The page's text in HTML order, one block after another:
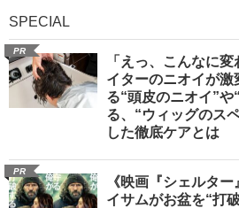
SPECIAL
PR
「えっ、こんなに
イターのニオイが
る“頭皮のニオイ”
る、“ウィッグのス
した徹底ケアとは
PR
《映画『シェルタ
イサムがお盆を“打